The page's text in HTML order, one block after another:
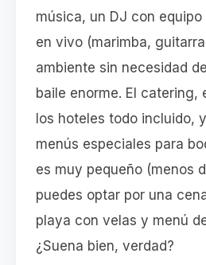
música, un DJ con
en vivo (marimba,
ambiente sin necesidad
baile enorme. El catering,
los hoteles todo incluido,
menús especiales para
es muy pequeño (menos
puedes optar por una
playa con velas y menú
¿Suena bien, verdad?